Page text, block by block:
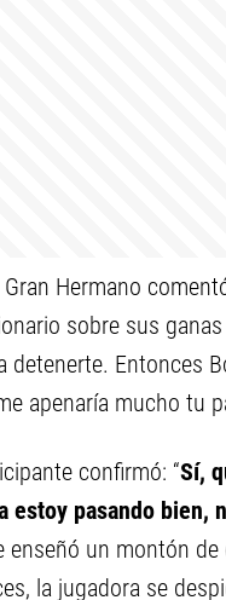
Hermano
sobre sus
detenerte. Entonces
apenaría mucho tu
confirmó: “Sí,
estoy pasando bien,
enseñó un montón
la jugadora se